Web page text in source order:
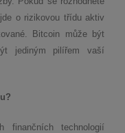
o rizikovou třídu aktiv
Bitcoin může být
jediným pilířem vaší
finančních technologií